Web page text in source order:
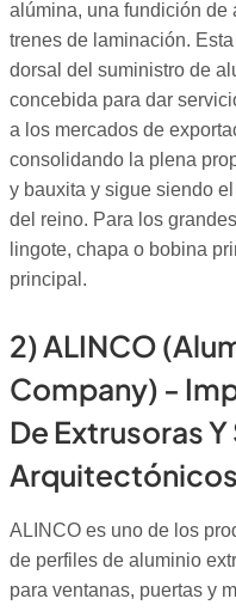
alúmina, una fundición de
trenes de laminación.
dorsal del suministro de
concebida para dar
a los mercados de
consolidando la plena
y bauxita y sigue siendo
del reino. Para los
lingote, chapa o bobina
principal.
2) ALINCO
Company) -
De Extrusoras
ALINCO es uno de los
de perfiles de aluminio
para ventanas, puertas y